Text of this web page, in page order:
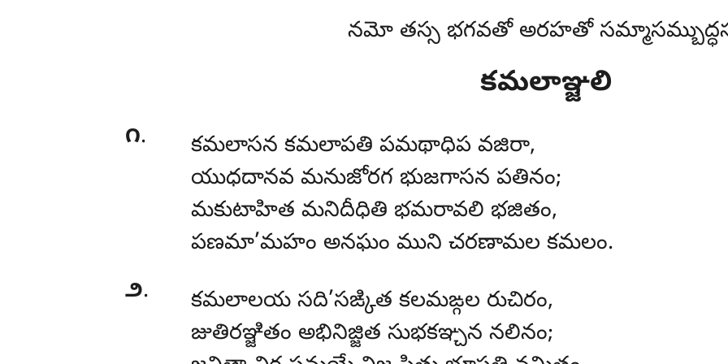
నమో తస్స భగవతో అరహతో
కమలాఞ్జలి
౧.
కమలాసన కమలాపతి పమథాధిప వజిరా,
యుధదానవ మనుజోరగ భుజగాసన పతినం;
మకుటాహిత మనిదీధితి భమరావలి భజితం,
పణమా’మహం అనఘం ముని చరణామల కమలం.
౨.
కమలాలయ సది’సఙ్కిత కలమఙ్గల రుచిరం,
జుతిరఞ్జితం అభినిజ్జిత సుభకఞ్చన నలినం;